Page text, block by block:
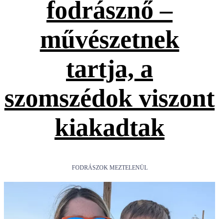
fodrásznő –
művészetnek
tartja, a
szomszédok viszont
kiakadtak
FODRÁSZOK MEZTELENÜL